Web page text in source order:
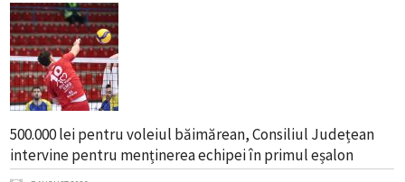
500.000 lei pentru voleiul băimărean, Consiliul Județean
intervine pentru menținerea echipei în primul eșalon